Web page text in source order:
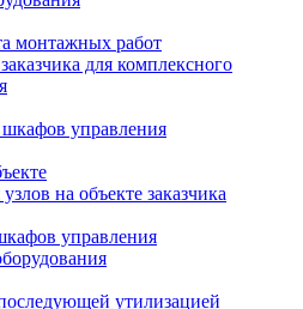
монтажных работ
для комплексного
управления
на объекте заказчика
управления
утилизацией